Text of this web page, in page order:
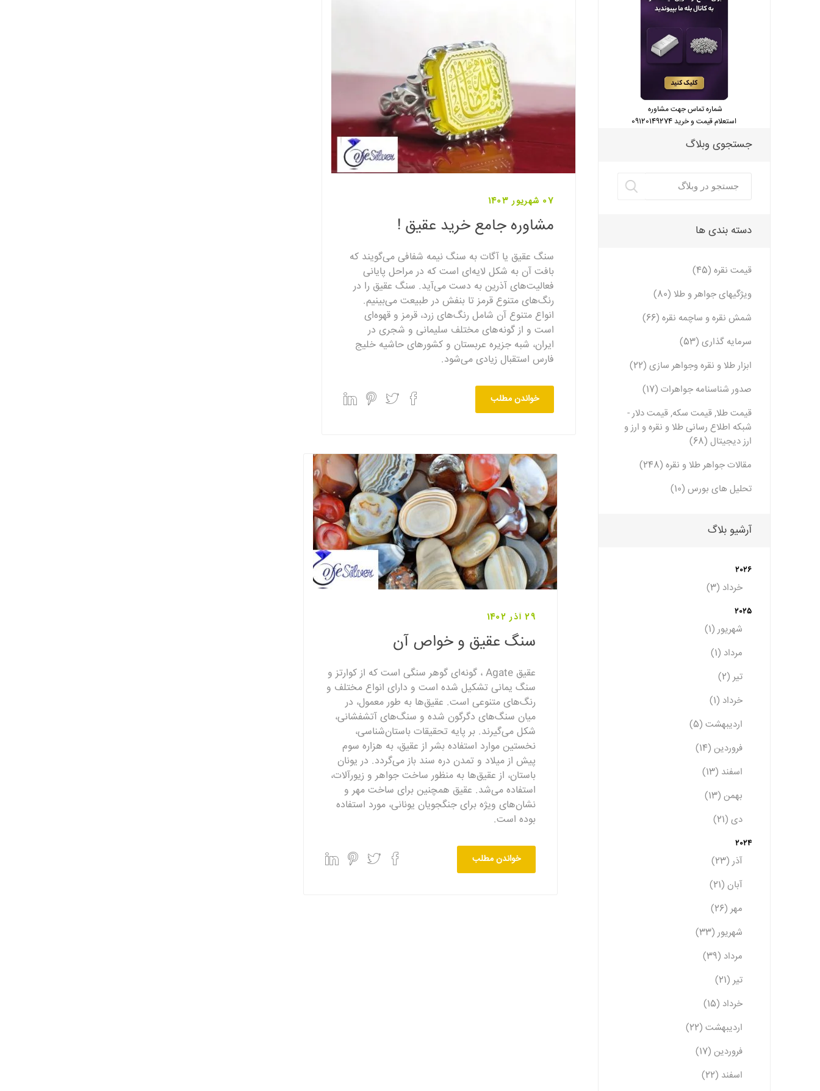
07 شهریور 1403
مشاوره جامع خرید عقیق !
سنگ عقیق یا آگات به سنگ نیمه شفافی می‌گویند که
بافت آن به شکل لایه‌ای است که در مراحل پایانی
فعالیت‌های آذرین به دست می‌آید. سنگ عقیق را در
رنگ‌های متنوع قرمز تا بنفش در طبیعت می‌بینیم.
انواع متنوع آن شامل رنگ‌های زرد، قرمز و قهوه‌ای
است و از گونه‌های مختلف سلیمانی و شجری در
ایران، شبه جزیره عربستان و کشورهای حاشیه خلیج
فارس استقبال زیادی می‌شود.
خواندن مطلب
29 آذر 1402
سنگ عقیق و خواص آن
عقیق Agate ، گونه‌ای گوهر سنگی است که از کوارتز و
سنگ یمانی تشکیل شده است و دارای انواع مختلف و
رنگ‌های متنوعی است. عقیق‌ها به طور معمول، در
میان سنگ‌های دگرگون شده و سنگ‌های آتشفشانی،
شکل می‌گیرند. بر پایه تحقیقات باستان‌شناسی،
نخستین موارد استفاده بشر از عقیق، به هزاره سوم
پیش از میلاد و تمدن دره سند باز می‌گردد. در یونان
باستان، از عقیق‌ها به منظور ساخت جواهر و زیورآلات،
استفاده می‌شد. عقیق همچنین برای ساخت مهر و
نشان‌های ویژه برای جنگجویان یونانی، مورد استفاده
بوده است.
خواندن مطلب
شماره تماس جهت مشاوره
استعلام قیمت و خرید 09120149274
جستجوی وبلاگ
دسته بندی ها
قیمت نقره (45)
ویژگیهای جواهر و طلا (80)
شمش نقره و ساچمه نقره (66)
سرمایه گذاری (53)
ابزار طلا و نقره وجواهر سازی (22)
صدور شناسنامه جواهرات (17)
قیمت طلا, قیمت سکه, قیمت دلار -
شبکه اطلاع رسانی طلا و نقره و ارز و
ارز دیجیتال (68)
مقالات جواهر طلا و نقره (248)
تحلیل های بورس (10)
آرشیو بلاگ
2026
خرداد (3)
2025
شهریور (1)
مرداد (1)
تیر (2)
خرداد (1)
اردیبهشت (5)
فروردین (14)
اسفند (13)
بهمن (13)
دی (21)
2024
آذر (23)
آبان (21)
مهر (26)
شهریور (33)
مرداد (39)
تیر (21)
خرداد (15)
اردیبهشت (22)
فروردین (17)
اسفند (22)